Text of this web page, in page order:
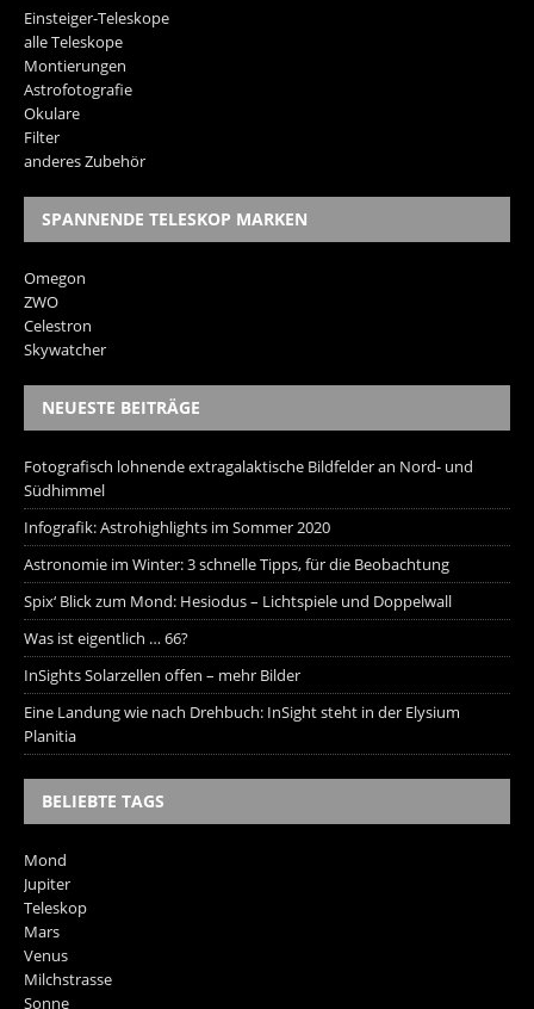
Einsteiger-Teleskope
alle Teleskope
Montierungen
Astrofotografie
Okulare
Filter
anderes Zubehör
SPANNENDE TELESKOP MARKEN
Omegon
ZWO
Celestron
Skywatcher
NEUESTE BEITRÄGE
Fotografisch lohnende extragalaktische Bildfelder an Nord- und
Südhimmel
Infografik: Astrohighlights im Sommer 2020
Astronomie im Winter: 3 schnelle Tipps, für die Beobachtung
Spix‘ Blick zum Mond: Hesiodus – Lichtspiele und Doppelwall
Was ist eigentlich … 66?
InSights Solarzellen offen – mehr Bilder
Eine Landung wie nach Drehbuch: InSight steht in der Elysium
Planitia
BELIEBTE TAGS
Mond
Jupiter
Teleskop
Mars
Venus
Milchstrasse
Sonne